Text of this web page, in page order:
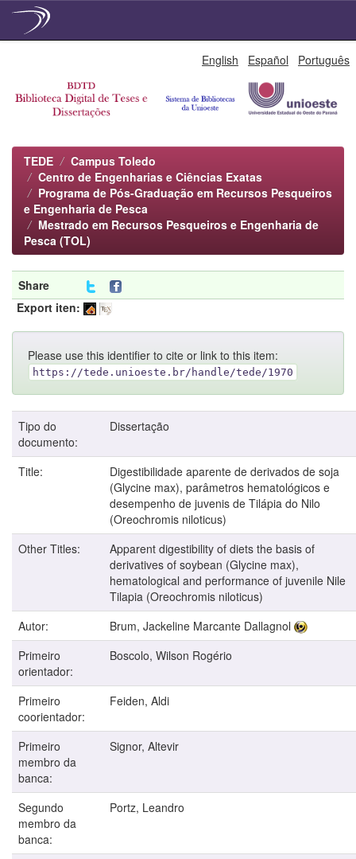
English Español Português
TEDE
Campus Toledo
Centro de Engenharias e Ciências Exatas
Programa de Pós-Graduação em Recursos Pesqueiros
e Engenharia de Pesca
Mestrado em Recursos Pesqueiros e Engenharia de
Pesca (TOL)
Share
Export iten:
Please use this identifier to cite or link to this item:
https://tede.unioeste.br/handle/tede/1970
Tipo do
documento:
Dissertação
Title:
Digestibilidade aparente de derivados de soja
(Glycine max), parâmetros hematológicos e
desempenho de juvenis de Tilápia do Nilo
(Oreochromis niloticus)
Other Titles:
Apparent digestibility of diets the basis of
derivatives of soybean (Glycine max),
hematological and performance of juvenile Nile
Tilapia (Oreochromis niloticus)
Autor:
Brum, Jackeline Marcante Dallagnol
Primeiro
orientador:
Boscolo, Wilson Rogério
Primeiro
coorientador:
Feiden, Aldi
Primeiro
membro da
banca:
Signor, Altevir
Segundo
membro da
banca:
Portz, Leandro